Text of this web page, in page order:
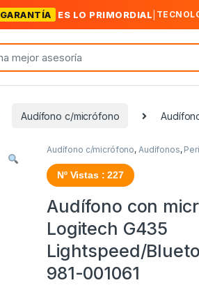
GARANTÍA ES LO PRIMORDIAL
Audífono c/micrófono
Audífono c/micrófono, Audífonos,
Nº Vistas : 227
Audífono con
Logitech G435
Lightspeed/
981-001061